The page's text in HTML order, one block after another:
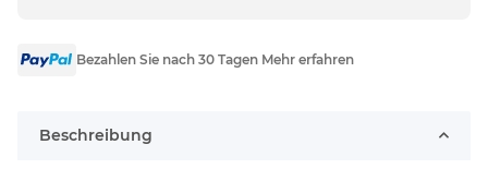
Bezahlen Sie nach 30 Tagen Mehr erfahren
Beschreibung